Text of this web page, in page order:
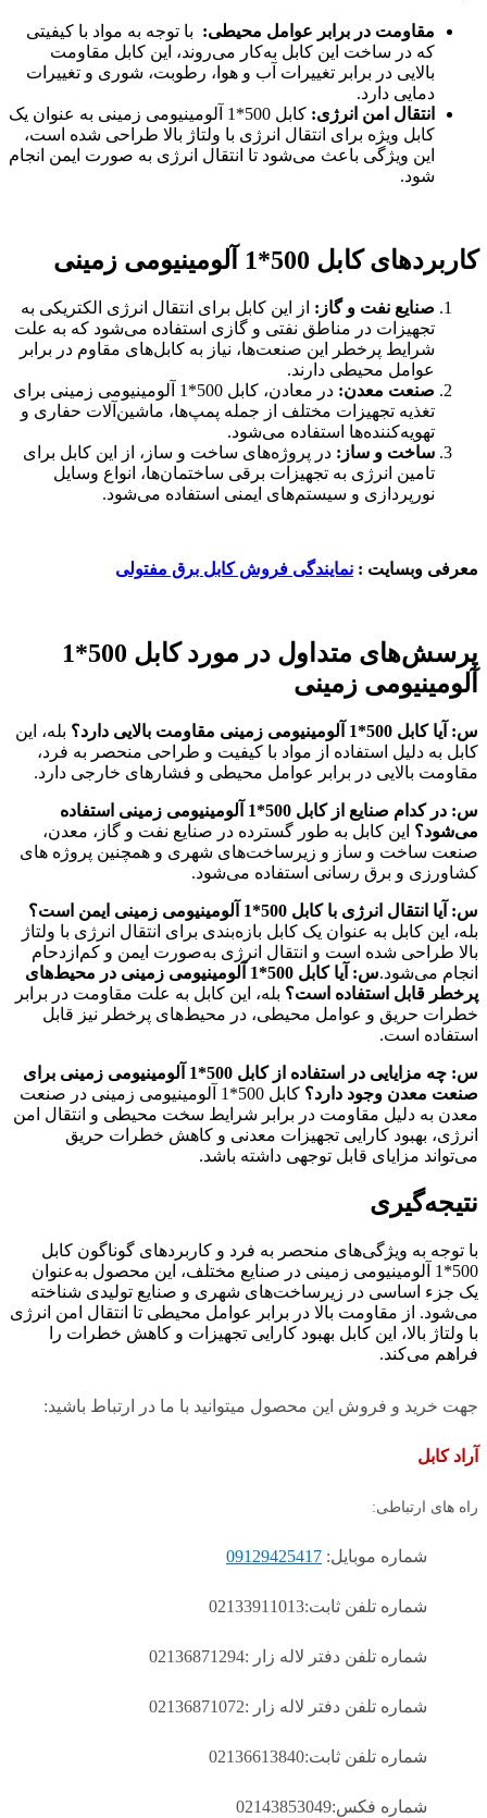
مقاومت در برابر عوامل محیطی: با توجه به مواد با کیفیتی
که در ساخت این کابل به‌کار می‌روند، این کابل مقاومت
بالایی در برابر تغییرات آب و هوا، رطوبت، شوری و تغییرات
دمایی دارد.
انتقال امن انرژی:
کابل 500*1 آلومینیومی زمینی به عنوان یک
کابل ویژه برای انتقال انرژی با ولتاژ بالا طراحی شده است،
این ویژگی باعث می‌شود تا انتقال انرژی به ‌صورت ایمن انجام
شود.
کاربردهای کابل 500*1 آلومینیومی زمینی
صنایع نفت و گاز : از این کابل برای انتقال انرژی الکتریکی به
تجهیزات در مناطق نفتی و گازی استفاده می‌شود که به علت
شرایط پرخطر این صنعت‌ها، نیاز به کابل‌های مقاوم در برابر
عوامل محیطی دارند.
صنعت معدن:
در معادن، کابل 500*1 آلومینیومی زمینی برای
تغذیه تجهیزات مختلف از جمله پمپ‌ها، ماشین‌آلات حفاری و
تهویه‌کننده‌ها استفاده می‌شود.
ساخت و ساز : در پروژه‌های ساخت و ساز، از این کابل برای
تامین انرژی به تجهیزات برقی ساختمان‌ها، انواع وسایل
نورپردازی و سیستم‌های ایمنی استفاده می‌شود.
معرفی وبسایت : نمایندگی فروش کابل برق مفتولی
پرسش‌های متداول در مورد کابل 500*1
آلومینیومی زمینی
س: آیا کابل 500*1 آلومینیومی زمینی مقاومت بالایی دارد؟
بله، این
کابل به دلیل استفاده از مواد با کیفیت و طراحی منحصر به فرد،
مقاومت بالایی در برابر عوامل محیطی و فشارهای خارجی دارد.
س: در کدام صنایع از کابل 500*1 آلومینیومی زمینی استفاده
می‌شود؟ این کابل به طور گسترده در صنایع نفت و گاز، معدن،
صنعت ساخت و ساز و زیرساخت‌های شهری و همچنین پروژه های
کشاورزی و برق رسانی استفاده می‌شود.
س: آیا انتقال انرژی با کابل 500*1 آلومینیومی زمینی ایمن است؟
بله، این کابل به عنوان یک کابل بازه‌بندی برای انتقال انرژی با ولتاژ
بالا طراحی شده است و انتقال انرژی به‌صورت ایمن و کم‌ازدحام
انجام می‌شود.
س: آیا کابل 500*1 آلومینیومی زمینی در محیط‌های
پرخطر قابل استفاده است؟ بله، این کابل به علت مقاومت در برابر
خطرات حریق و عوامل محیطی، در محیط‌های پرخطر نیز قابل
استفاده است.
س: چه مزایایی در استفاده از کابل 500*1 آلومینیومی زمینی برای
صنعت معدن وجود دارد؟
کابل 500*1 آلومینیومی زمینی در صنعت
معدن به دلیل مقاومت در برابر شرایط سخت محیطی و انتقال امن
انرژی، بهبود کارایی تجهیزات معدنی و کاهش خطرات حریق
می‌تواند مزایای قابل توجهی داشته باشد.
نتیجه‌گیری
با توجه به ویژگی‌های منحصر به فرد و کاربردهای گوناگون کابل
500*1 آلومینیومی زمینی در صنایع مختلف، این محصول به‌عنوان
یک جزء اساسی در زیرساخت‌های شهری و صنایع تولیدی شناخته
می‌شود. از مقاومت بالا در برابر عوامل محیطی تا انتقال امن انرژی
با ولتاژ بالا، این کابل بهبود کارایی تجهیزات و کاهش خطرات را
فراهم می‌کند.
جهت خرید و فروش این محصول میتوانید با ما در ارتباط باشید:
آراد کابل
راه های ارتباطی:
شماره موبایل: 09129425417
شماره تلفن ثابت:02133911013
شماره تلفن دفتر لاله زار :02136871294
شماره تلفن دفتر لاله زار :02136871072
شماره تلفن ثابت:02136613840
شماره فکس:02143853049